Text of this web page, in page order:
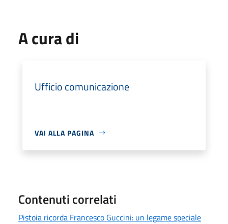
A cura di
Ufficio comunicazione
VAI ALLA PAGINA
Contenuti correlati
Pistoia ricorda Francesco Guccini: un legame speciale